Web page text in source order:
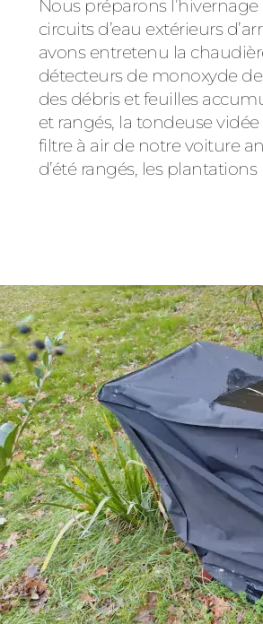
Nous préparons
circuits d’eau extérieurs
avons entretenu la
détecteurs de monoxyde
des débris et feuilles
et rangés, la tondeuse
filtre à air de notre voiture
d’été rangés, les plantations